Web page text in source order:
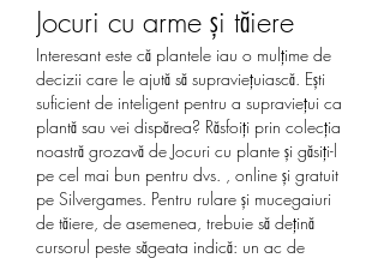
Jocuri cu arme și tăiere
Interesant este că plantele iau o mulțime de
decizii care le ajută să supraviețuiască. Ești
suficient de inteligent pentru a supraviețui ca
plantă sau vei dispărea? Răsfoiți prin colecția
noastră grozavă de Jocuri cu plante și găsiți-l
pe cel mai bun pentru dvs. , online și gratuit
pe Silvergames. Pentru rulare și mucegaiuri
de tăiere, de asemenea, trebuie să dețină
cursorul peste săgeata indică: un ac de